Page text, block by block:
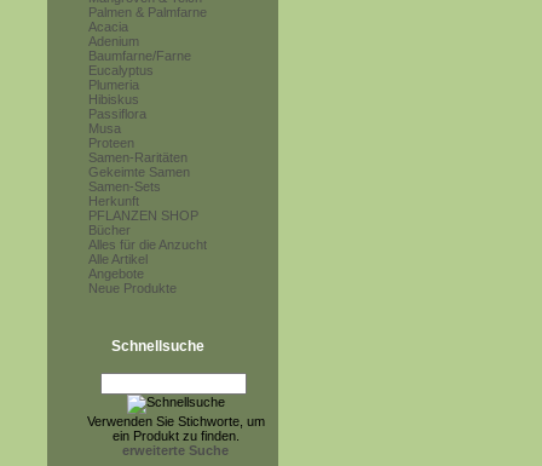
Palmen & Palmfarne
Acacia
Adenium
Baumfarne/Farne
Eucalyptus
Plumeria
Hibiskus
Passiflora
Musa
Proteen
Samen-Raritäten
Gekeimte Samen
Samen-Sets
Herkunft
PFLANZEN SHOP
Bücher
Alles für die Anzucht
Alle Artikel
Angebote
Neue Produkte
Schnellsuche
Verwenden Sie Stichworte, um
ein Produkt zu finden.
erweiterte Suche